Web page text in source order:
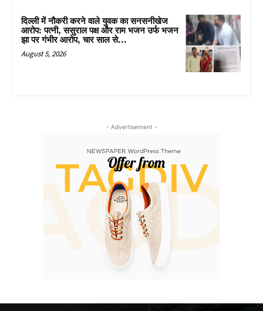
दिल्ली में नौकरी करने वाले युवक का सनसनीखेज
आरोप: पत्नी, ससुराल पक्ष और राम भजन उर्फ भजन
झा पर गंभीर आरोप, चार साल से...
August 5, 2026
- Advertisement -